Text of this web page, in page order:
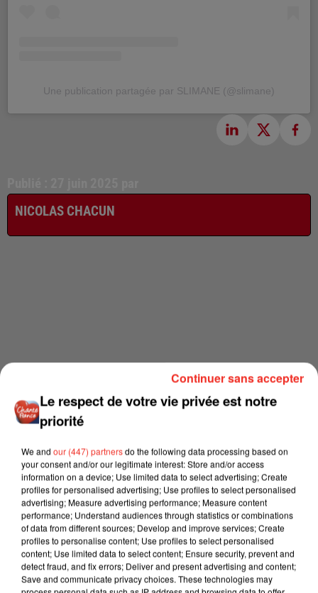
Une publication partagée par SLIMANE (@slimane)
NICOLAS CHACUN
Le respect de votre vie privée est notre
priorité
We and our (447) partnersdo the following data processing based on
your consent and/or our legitimate interest: Store and/or access
information on a device; Use limited data to select advertising; Create
profiles for personalised advertising; Use profiles to select personalised
advertising; Measure advertising performance; Measure content
performance; Understand audiences through statistics or combinations
of data from different sources; Develop and improve services; Create
profiles to personalise content; Use profiles to select personalised
content; Use limited data to select content; Ensure security, prevent and
detect fraud, and fix errors; Deliver and present advertising and content;
Save and communicate privacy choices. These technologies may
Continuer sans accepter